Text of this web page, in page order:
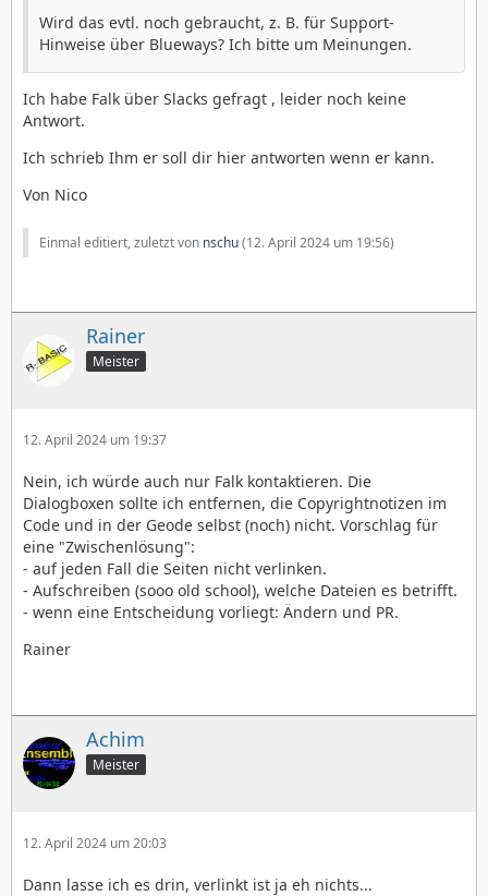
Wird das evtl. noch gebraucht, z. B. für Support-
Hinweise über Blueways? Ich bitte um Meinungen.
Ich habe Falk über Slacks gefragt , leider noch keine
Antwort.
Ich schrieb Ihm er soll dir hier antworten wenn er kann.
Von Nico
Einmal editiert, zuletzt von nschu(12. April 2024 um 19:56)
Rainer
Meister
12. April 2024 um 19:37
Nein, ich würde auch nur Falk kontaktieren. Die
Dialogboxen sollte ich entfernen, die Copyrightnotizen im
Code und in der Geode selbst (noch) nicht. Vorschlag für
eine "Zwischenlösung":
- auf jeden Fall die Seiten nicht verlinken.
- Aufschreiben (sooo old school), welche Dateien es betrifft.
- wenn eine Entscheidung vorliegt: Ändern und PR.
Rainer
Achim
Meister
12. April 2024 um 20:03
Dann lasse ich es drin, verlinkt ist ja eh nichts...